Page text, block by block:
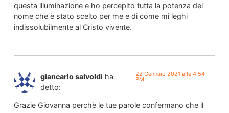
questa illuminazione e ho percepito tutta la potenza del
nome che è stato scelto per me e di come mi leghi
indissolubilmente al Cristo vivente.
giancarlo salvoldi ha
detto:
22 Gennaio 2021 alle 4:54
PM
Grazie Giovanna perchè le tue parole confermano che il